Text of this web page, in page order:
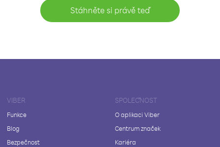
Stáhněte si právě teď
VIBER
Funkce
Blog
Bezpečnost
SPOLEČNOST
O aplikaci Viber
Centrum značek
Kariéra